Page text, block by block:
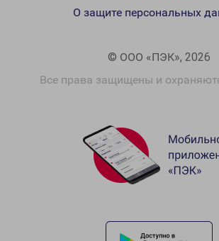
© ООО «ПЭК», 2026
Все права защищены и
О защите персональных